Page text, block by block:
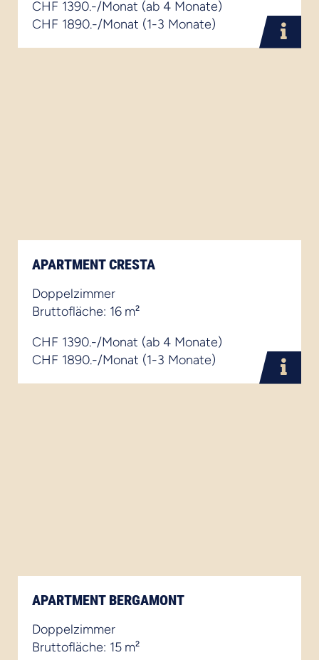
CHF 1390.-/Monat (ab 4 Monate)
CHF 1890.-/Monat (1-3 Monate)
APARTMENT CRESTA
Doppelzimmer
Bruttofläche: 16 m²
CHF 1390.-/Monat (ab 4 Monate)
CHF 1890.-/Monat (1-3 Monate)
APARTMENT BERGAMONT
Doppelzimmer
Bruttofläche: 15 m²